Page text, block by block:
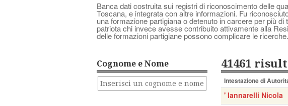
Banca dati costruita sui registri di riconoscimento delle
Toscana, e integrata con altre informazioni. Fu
una formazione partigiana o detenuto in carcere per più
patriota chi invece avesse contribuito attivamente alla
delle formazioni partigiane possono complicare le
Cognome e Nome 41461
Intestazione di
' Iannarelli Nicola